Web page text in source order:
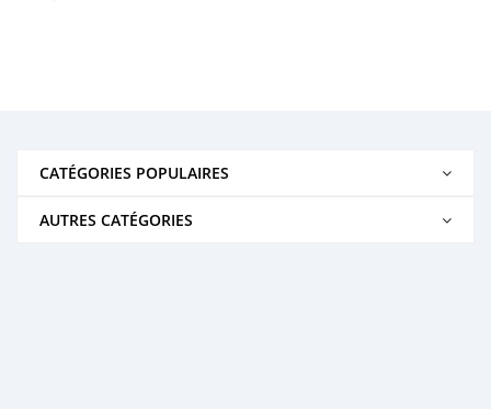
CATÉGORIES POPULAIRES
AUTRES CATÉGORIES